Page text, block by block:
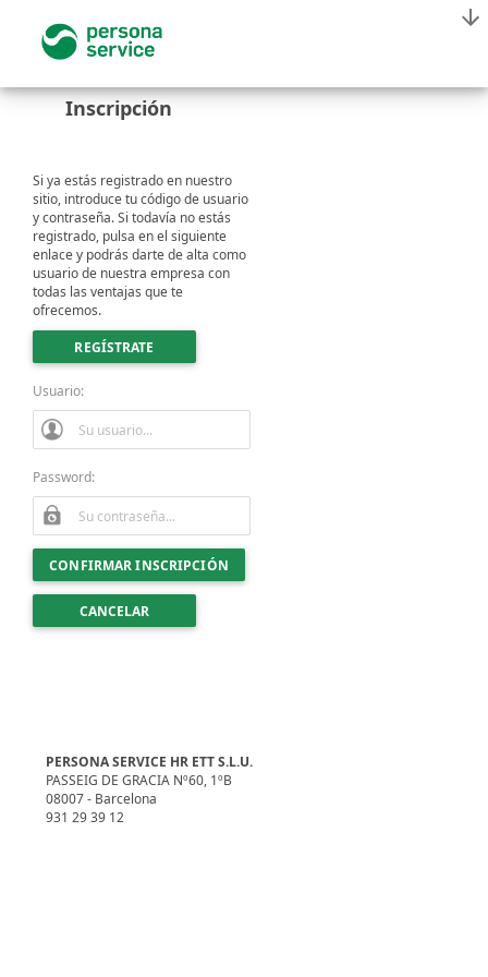
Inscripción
Si ya estás registrado en nuestro
sitio, introduce tu código de usuario
y contraseña. Si todavía no estás
registrado, pulsa en el siguiente
enlace y podrás darte de alta como
usuario de nuestra empresa con
todas las ventajas que te
ofrecemos.
REGÍSTRATE
Usuario:
Password:
CONFIRMAR INSCRIPCIÓN
CANCELAR
PERSONA SERVICE HR ETT S.L.U.
PASSEIG DE GRACIA Nº60, 1ºB
08007 - Barcelona
931 29 39 12